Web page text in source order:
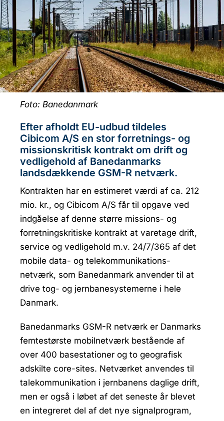
Foto: Banedanmark
Efter afholdt EU-udbud tildeles
Cibicom A/S en stor forretnings- og
missionskritisk kontrakt om drift og
vedligehold af Banedanmarks
landsdækkende GSM-R netværk.
Kontrakten har en estimeret værdi af ca. 212
mio. kr., og Cibicom A/S får til opgave ved
indgåelse af denne større missions- og
forretningskritiske kontrakt at varetage drift,
service og vedligehold m.v. 24/7/365 af det
mobile data- og telekommunikations-
netværk, som Banedanmark anvender til at
drive tog- og jernbanesystemerne i hele
Danmark.
Banedanmarks GSM-R netværk er Danmarks
femtestørste mobilnetværk bestående af
over 400 basestationer og to geografisk
adskilte core-sites. Netværket anvendes til
talekommunikation i jernbanens daglige drift,
men er også i løbet af det seneste år blevet
en integreret del af det nye signalprogram,